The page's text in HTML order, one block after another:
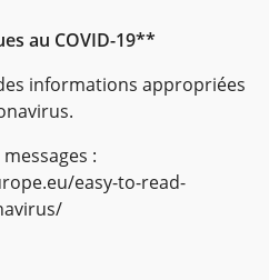
au COVID-19**
informations appropriées
:
easy-to-read-